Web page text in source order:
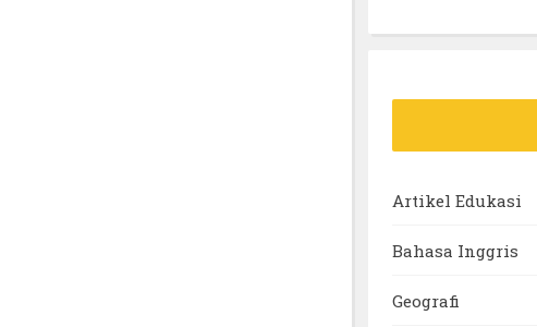
Artikel Edukasi
Bahasa Inggris
Geografi